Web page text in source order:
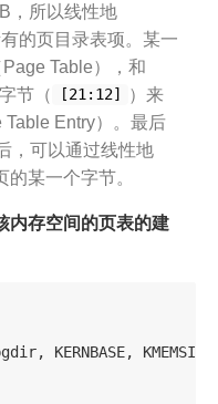
，所以线性地
的页目录表项。某一
Table），和
节（
[21:12]
）来
Entry）。最后
，可以通过线性地
某一个字节。
内存空间的页表的建
, KERNBASE, KMEMSIZE